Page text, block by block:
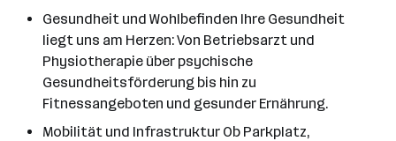
Gesundheit und Wohlbefinden Ihre Gesundheit
liegt uns am Herzen: Von Betriebsarzt und
Physiotherapie über psychische
Gesundheitsförderung bis hin zu
Fitnessangeboten und gesunder Ernährung.
Mobilität und Infrastruktur Ob Parkplatz,